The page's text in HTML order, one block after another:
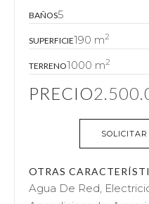
BAÑOS5
SUPERFICIE190 m2
TERRENO1000 m2
PRECIO
OTRAS
Agua De Red,